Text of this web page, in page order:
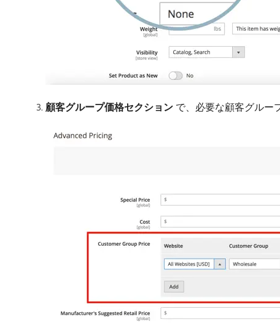
顧客グループ価格セクション で、必要な顧客グルー